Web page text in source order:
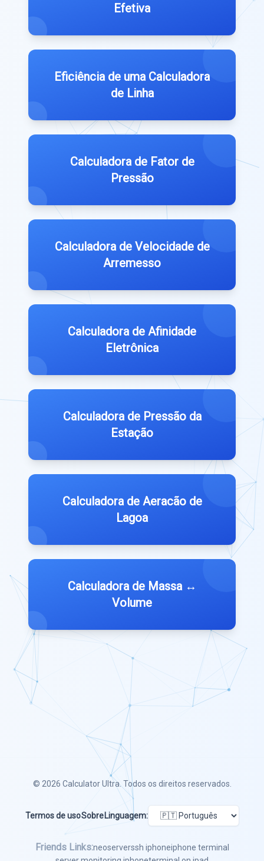
Efetiva
Eficiência de uma Calculadora
de Linha
Calculadora de Fator de
Pressão
Calculadora de Velocidade de
Arremesso
Calculadora de Afinidade
Eletrônica
Calculadora de Pressão da
Estação
Calculadora de Aeracão de
Lagoa
Calculadora de Massa ↔
Volume
© 2026 Calculator Ultra. Todos os direitos reservados.
Termos de usoSobre Linguagem:
Friends Links:neoserverssh iphoneiphone terminal